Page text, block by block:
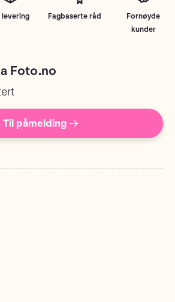
levering Fagbaserte råd
Fornøyde
kunder
Foto.no
Til påmelding →